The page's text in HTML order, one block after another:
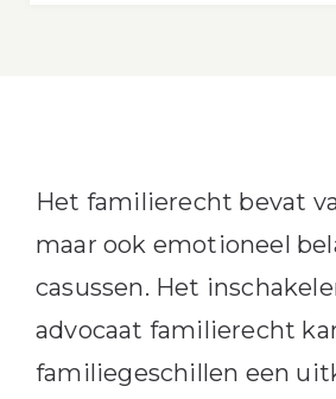
Het familierecht bevat
maar ook emotioneel
casussen. Het
advocaat familierecht
familiegeschillen een